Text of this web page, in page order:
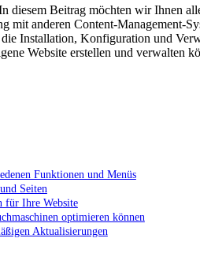
diesem Beitrag möchten wir Ihnen
mit anderen Content-Management-
Installation, Konfiguration‌ und
Website erstellen und verwalten
Funktionen und Menüs
Seiten
für Ihre Website
optimieren können
Aktualisierungen